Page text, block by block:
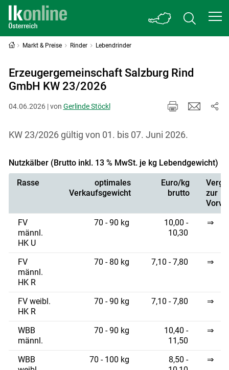
Markt & Preise Rinder Lebendrinder
Erzeugergemeinschaft Salzburg Rind
GmbH KW 23/2026
04.06.2026 | von Gerlinde Stöckl
KW 23/2026 gültig von 01. bis 07. Juni 2026.
Nutzkälber (Brutto inkl. 13 % MwSt. je kg Lebendgewicht)
Rasse
optimales
Verkaufsgewicht
Euro/kg
brutto
zur
FV
männl.
HK U
70 - 90 kg
10,00 -
10,30
⇒
FV
männl.
HK R
70 - 80 kg 7,10 - 7,80 ⇒
FV weibl.
HK R
70 - 90 kg 7,10 - 7,80 ⇒
WBB
männl.
70 - 90 kg
10,40 -
11,50
⇒
WBB
70 - 100 kg
8,50 -
⇒